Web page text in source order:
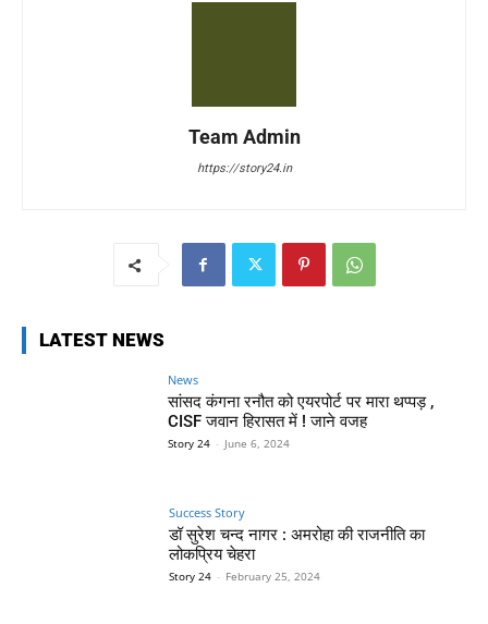
Team Admin
https://story24.in
LATEST NEWS
News
सांसद कंगना रनौत को एयरपोर्ट पर मारा थप्पड़ ,
CISF जवान हिरासत में ! जाने वजह
Story 24 - June 6, 2024
Success Story
डॉ सुरेश चन्द नागर : अमरोहा की राजनीति का
लोकप्रिय चेहरा
Story 24 - February 25, 2024